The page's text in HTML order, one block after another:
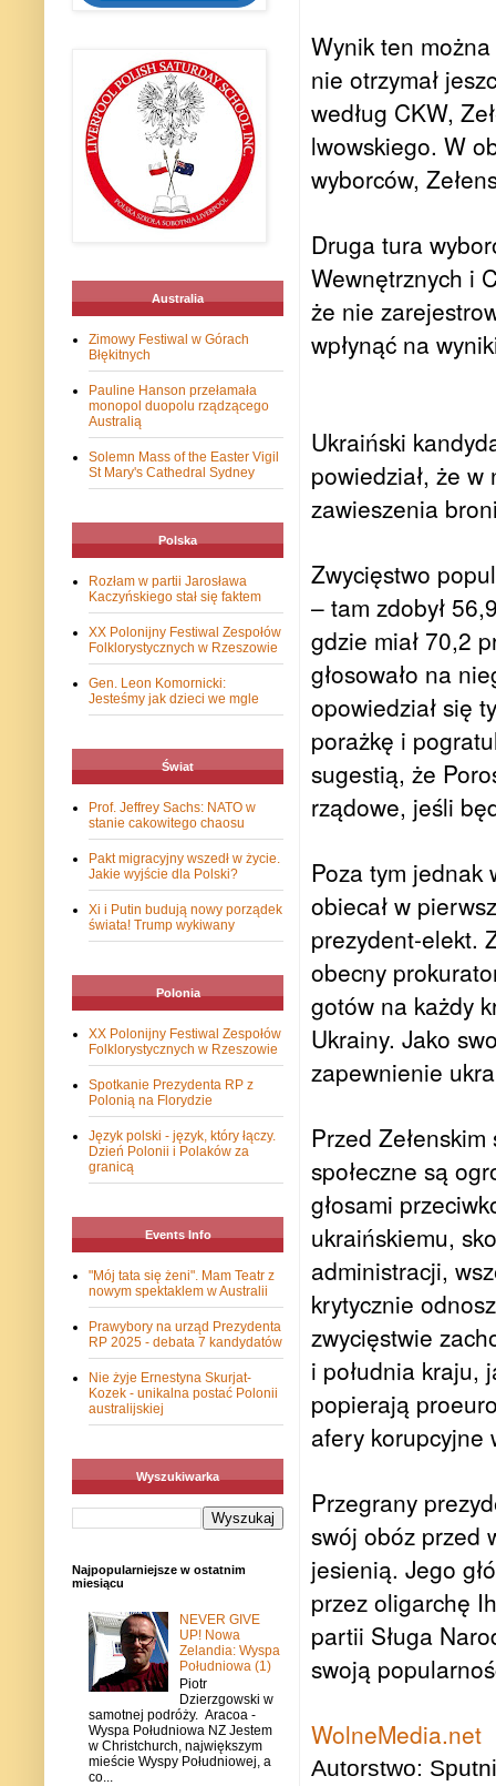
Wynik ten
nie otrzymał
według CKW,
lwowskiego. W
wyborców,
Druga tura
Wewnętrznych i
że nie
wpłynąć na
Ukraiński
powiedział, że w
zawieszenia
Zwycięstwo
– tam zdobył
gdzie miał 70,2
głosowało na
opowiedział się
porażkę i
sugestią, że
rządowe, jeśli
Poza tym jednak
obiecał w
prezydent-elekt.
obecny
gotów na każdy
Ukrainy. Jako
zapewnienie
Przed
społeczne są
głosami
ukraińskiemu,
administracji,
krytycznie
zwycięstwie
i południa kraju,
popierają
afery korupcyjne
Przegrany
swój obóz przed
jesienią. Jego
przez oligarchę
partii Sługa
swoją
WolneMedia.net
Autorstwo:
Australia
Zimowy Festiwal w Górach
Błękitnych
Pauline Hanson przełamała
monopol duopolu rządzącego
Australią
Solemn Mass of the Easter Vigil
St Mary's Cathedral Sydney
Polska
Rozłam w partii Jarosława
Kaczyńskiego stał się faktem
XX Polonijny Festiwal Zespołów
Folklorystycznych w Rzeszowie
Gen. Leon Komornicki:
Jesteśmy jak dzieci we mgle
Świat
Prof. Jeffrey Sachs: NATO w
stanie cakowitego chaosu
Pakt migracyjny wszedł w życie.
Jakie wyjście dla Polski?
Xi i Putin budują nowy porządek
świata! Trump wykiwany
Polonia
XX Polonijny Festiwal Zespołów
Folklorystycznych w Rzeszowie
Spotkanie Prezydenta RP z
Polonią na Florydzie
Język polski - język, który łączy.
Dzień Polonii i Polaków za
granicą
Events Info
"Mój tata się żeni". Mam Teatr z
nowym spektaklem w Australii
Prawybory na urząd Prezydenta
RP 2025 - debata 7 kandydatów
Nie żyje Ernestyna Skurjat-
Kozek - unikalna postać Polonii
australijskiej
Wyszukiwarka
Najpopularniejsze w ostatnim
miesiącu
NEVER GIVE
UP! Nowa
Zelandia: Wyspa
Południowa (1)
Piotr
Dzierzgowski w
samotnej podróży. Aracoa -
Wyspa Południowa NZ Jestem
w Christchurch, największym
mieście Wyspy Południowej, a
co...